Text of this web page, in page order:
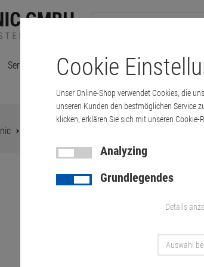
Server & Workstations Printer & Copiers Cables
Cookie
Unser Online-Shop verwendet Cookies, die
unseren Kunden den bestmöglichen Service
klicken, erklären Sie sich mit unseren Cookie-
Analyzing
Grundlegendes
Details
Auswahl